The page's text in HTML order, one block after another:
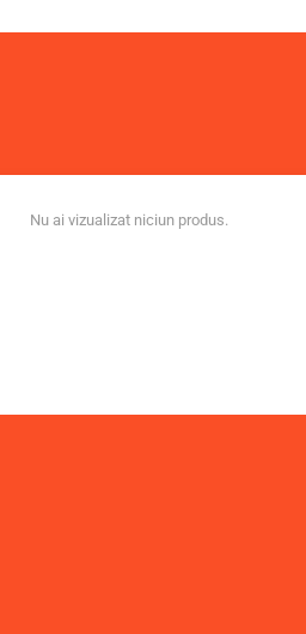
Nu ai vizualizat niciun produs.